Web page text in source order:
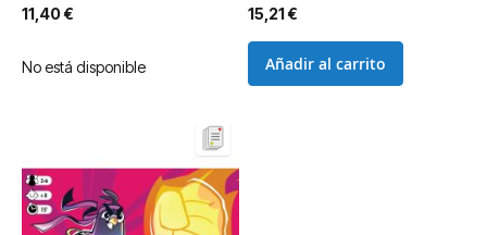
11,40 €
No está disponible
15,21 €
Añadir al carrito